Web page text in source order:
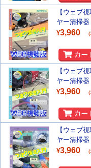
【ウェブ
ヤー清掃
¥3,960
【ウェブ
ヤー清掃
¥3,960
【ウェブ
ヤー清掃
¥3,960